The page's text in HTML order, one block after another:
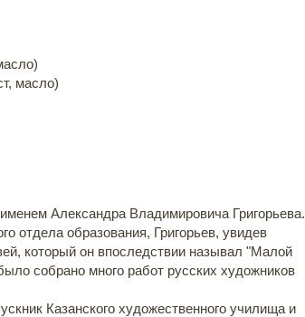
масло)
Александра Владимировича Григорьева.
отдела образования, Григорьев, увидев
который он впоследствии называл "Малой
собрано много работ русских художников
Казанского художественного училища и